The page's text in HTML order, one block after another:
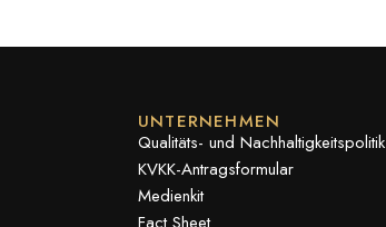
UNTERNEHMEN
Qualitäts- und Nachhaltigkeitspolitik
KVKK-Antragsformular
Medienkit